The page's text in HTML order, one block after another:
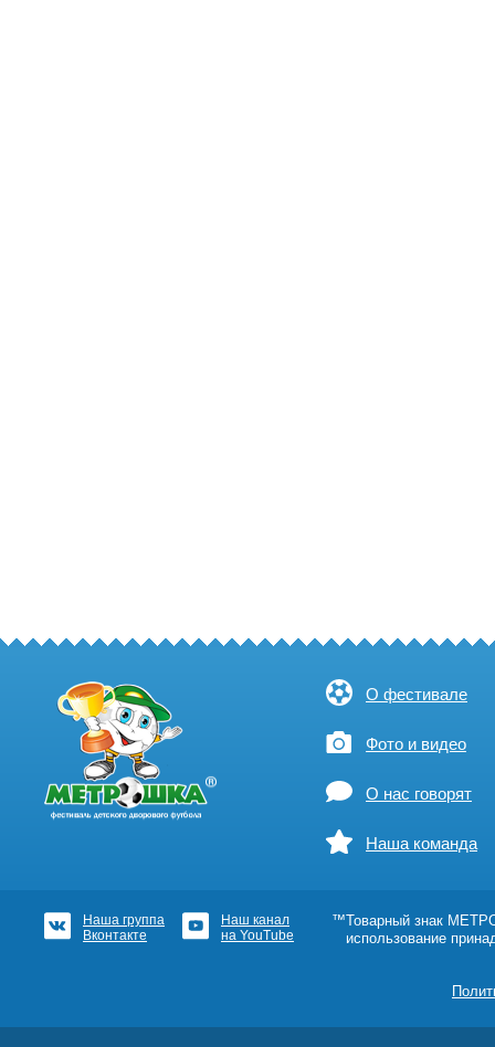
О фестивале
Фото и видео
О нас говорят
Наша команда
Наша группа
Вконтакте
Наш канал
на YouTube
™Товарный знак
использование